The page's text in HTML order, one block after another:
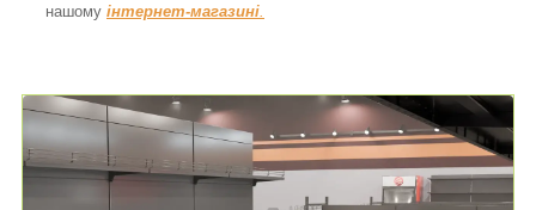
нашому інтернет-магазині.